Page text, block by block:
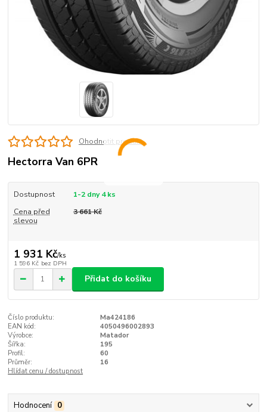
Ohodnotit produkt
Hectorra Van 6PR
Dostupnost
1-2 dny 4 ks
Cena před
slevou
3 661 Kč
1 931 Kč/ks
1 596 Kč bez DPH
Přidat do košíku
Číslo produktu:
Ma424186
EAN kód:
4050496002893
Výrobce:
Matador
Šířka:
195
Profil:
60
Průměr:
16
Hlídat cenu / dostupnost
Hodnocení 0